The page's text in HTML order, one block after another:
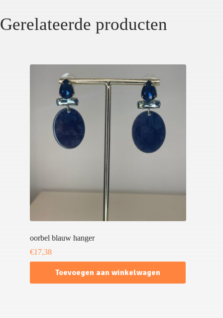
Gerelateerde producten
oorbel blauw hanger
€17,38
Toevoegen aan winkelwagen